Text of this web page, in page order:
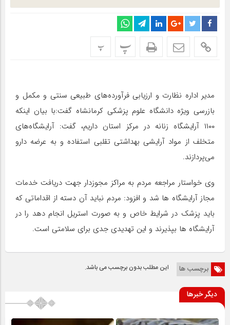
پ پ
مدیر اداره نظارت و ارزیابی فرآورده‌های طبیعی سنتی و مکمل و
بازرسی ویژه دانشگاه علوم پزشکی کرمانشاه گفت:با بیان اینکه
۱۱۰۰ آرایشگاه زنانه در مرکز استان داریم، گفت: آرایشگاه‌های
متخلف از مواد آرایشی بهداشتی تقلبی استفاده و به عرضه دارو
می‌پردازند.
وی خواستار مراجعه مردم به مراکز مجوزدار جهت دریافت خدمات
مجاز آرایشگاه ها شد و افزود: مردم نباید آن دسته از اقداماتی که
باید پزشک در شرایط خاص و به صورت استریل انجام دهد را در
آرایشگاه ها بپذیرند و این تهدیدی جدی برای سلامتی است.
برچسب ها این مطلب بدون برچسب می باشد.
دیگر خبرها